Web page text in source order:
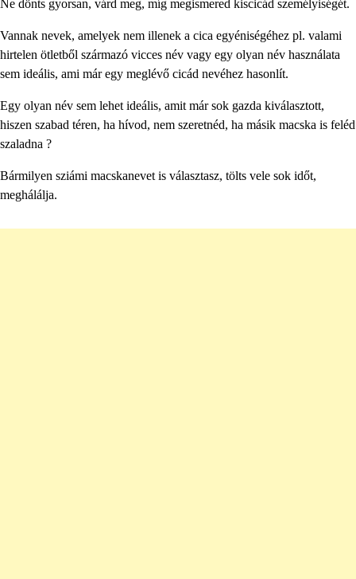
Ne dönts gyorsan, várd meg, míg megismered kiscicád személyiségét.
Vannak nevek, amelyek nem illenek a cica egyéniségéhez pl. valami
hirtelen ötletből származó vicces név vagy egy olyan név használata
sem ideális, ami már egy meglévő cicád nevéhez hasonlít.
Egy olyan név sem lehet ideális, amit már sok gazda kiválasztott,
hiszen szabad téren, ha hívod, nem szeretnéd, ha másik macska is feléd
szaladna ?
Bármilyen sziámi macskanevet is választasz, tölts vele sok időt,
meghálálja.